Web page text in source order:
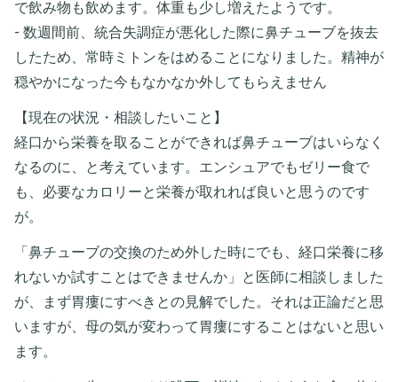
で飲み物も飲めます。体重も少し増えたようです。
- 数週間前、統合失調症が悪化した際に鼻チューブを抜去
したため、常時ミトンをはめることになりました。精神が
穏やかになった今もなかなか外してもらえません
【現在の状況・相談したいこと】
経口から栄養を取ることができれば鼻チューブはいらなく
なるのに、と考えています。エンシュアでもゼリー食で
も、必要なカロリーと栄養が取れれば良いと思うのです
が。
「鼻チューブの交換のため外した時にでも、経口栄養に移
れないか試すことはできませんか」と医師に相談しました
が、まず胃瘻にすべきとの見解でした。それは正論だと思
いますが、母の気が変わって胃瘻にすることはないと思い
ます。